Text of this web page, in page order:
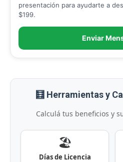
presentación para ayudarte a
$199.
Enviar
🧮 Herramientas y
Calculá tus beneficios y
🏖️
Días de Licencia